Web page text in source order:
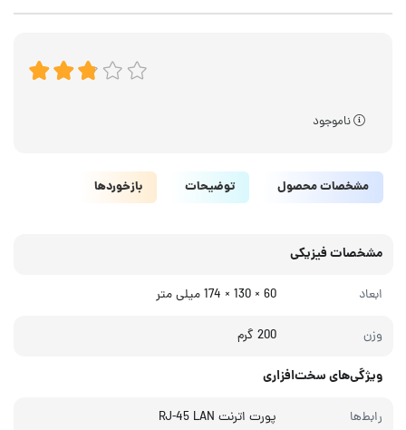
ناموجود
مشخصات محصول توضیحات بازخوردها
مشخصات فیزیکی
ابعاد 60 × 130 × 174 میلی‌ متر
وزن 200 گرم
ویژگی‌های سخت‌افزاری
رابط‌‌ها پورت اترنت RJ-45 LAN